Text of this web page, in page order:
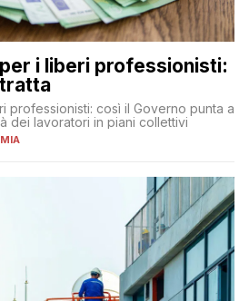
i liberi professionisti:
professionisti: così il Governo punta a
dei lavoratori in piani collettivi